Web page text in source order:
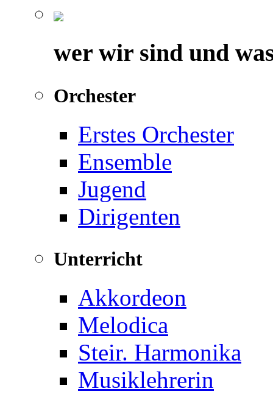
wer wir sind und
Orchester
Erstes Orchester
Ensemble
Jugend
Dirigenten
Unterricht
Akkordeon
Melodica
Steir. Harmonika
Musiklehrerin